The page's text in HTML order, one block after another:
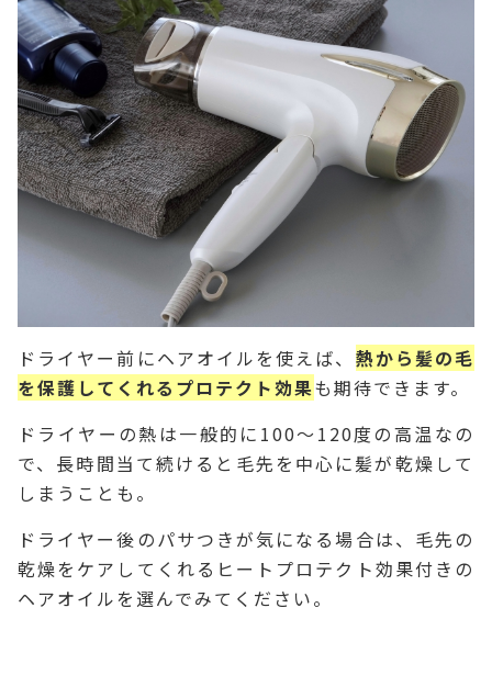
ドライヤー前にヘアオイルを使えば、 熱から髪の毛
を保護してくれるプロテクト効果も期待できます。
ドライヤーの熱は一般的に100～120度の高温なの
で、長時間当て続けると毛先を中心に髪が乾燥して
しまうことも。
ドライヤー後のパサつきが気になる場合は、毛先の
乾燥をケアしてくれるヒートプロテクト効果付きの
ヘアオイルを選んでみてください。